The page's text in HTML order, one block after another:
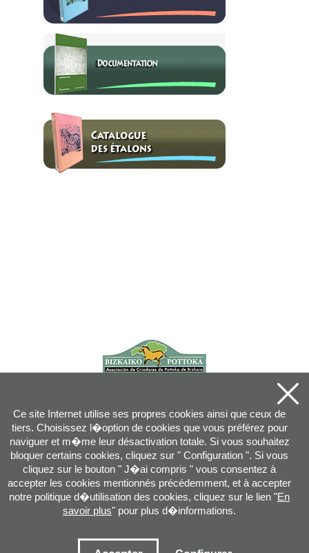
info@pottoka.info
Ce site Internet utilise ses propres cookies ainsi que ceux de
tiers. Choisissez l�option de cookies que vous préférez pour
naviguer et m�me leur désactivation totale. Si vous souhaitez
bloquer certains cookies, cliquez sur " Configuration ". Si vous
cliquez sur le bouton " J�ai compris " vous consentez à
accepter les cookies mentionnés précédemment, et à accepter
notre politique d�utilisation des cookies, cliquez sur le lien "En
savoir plus" pour plus d�informations.